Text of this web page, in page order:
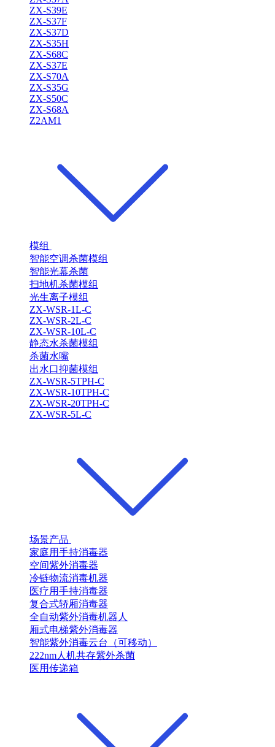
ZX-S39E
ZX-S37F
ZX-S37D
ZX-S35H
ZX-S68C
ZX-S37E
ZX-S70A
ZX-S35G
ZX-S50C
ZX-S68A
Z2AM1
模组
智能空调杀菌模组
智能光幕杀菌
扫地机杀菌模组
光生离子模组
ZX-WSR-1L-C
ZX-WSR-2L-C
ZX-WSR-10L-C
静态水杀菌模组
杀菌水嘴
出水口抑菌模组
ZX-WSR-5TPH-C
ZX-WSR-10TPH-C
ZX-WSR-20TPH-C
ZX-WSR-5L-C
场景产品
家庭用手持消毒器
空间紫外消毒器
冷链物流消毒机器
医疗用手持消毒器
复合式轿厢消毒器
全自动紫外消毒机器人
厢式电梯紫外消毒器
智能紫外消毒云台（可移动）
222nm人机共存紫外杀菌
医用传递箱